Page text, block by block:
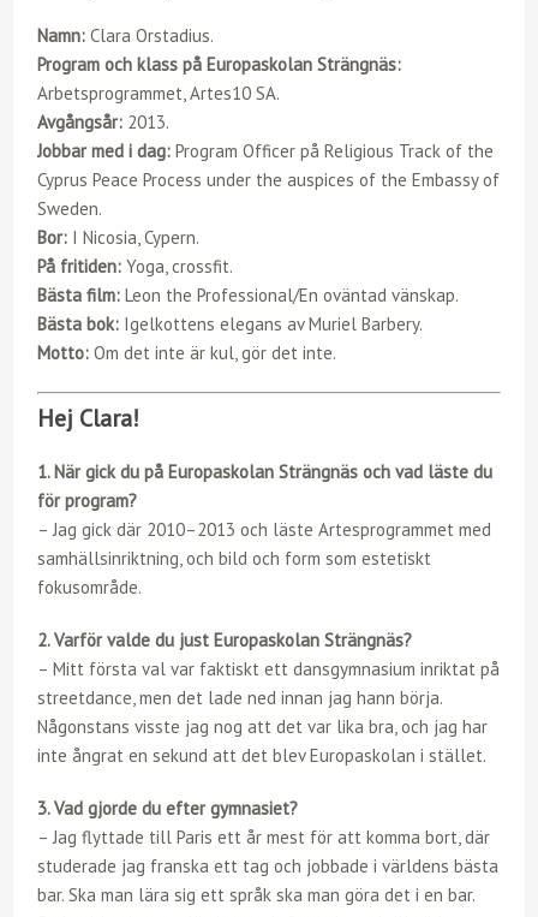
Namn: Clara Orstadius.
Program och klass på Europaskolan Strängnäs:
Arbetsprogrammet, Artes10 SA.
Avgångsår: 2013.
Jobbar med i dag: Program Officer på Religious Track of the
Cyprus Peace Process under the auspices of the Embassy of
Sweden.
Bor: I Nicosia, Cypern.
På fritiden: Yoga, crossfit.
Bästa film: Leon the Professional/En oväntad vänskap.
Bästa bok: Igelkottens elegans av Muriel Barbery.
Motto: Om det inte är kul, gör det inte.
Hej Clara!
1. När gick du på Europaskolan Strängnäs och vad läste du
för program?
– Jag gick där 2010–2013 och läste Artesprogrammet med
samhällsinriktning, och bild och form som estetiskt
fokusområde.
2. Varför valde du just Europaskolan Strängnäs?
– Mitt första val var faktiskt ett dansgymnasium inriktat på
streetdance, men det lade ned innan jag hann börja.
Någonstans visste jag nog att det var lika bra, och jag har
inte ångrat en sekund att det blev Europaskolan i stället.
3. Vad gjorde du efter gymnasiet?
– Jag flyttade till Paris ett år mest för att komma bort, där
studerade jag franska ett tag och jobbade i världens bästa
bar. Ska man lära sig ett språk ska man göra det i en bar.